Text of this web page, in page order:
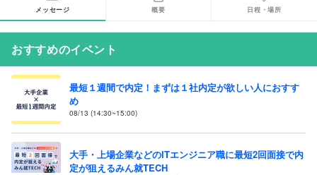
メッセージ 概要 日程・場所
おすすめのイベント
最短１週間で内定！まずは１社内定が欲しい人におすす
め
08/13 (14:30~15:00)
大手・上場企業などのITエンジニア職に最短2回面接で内
定が狙えるみん就TECH